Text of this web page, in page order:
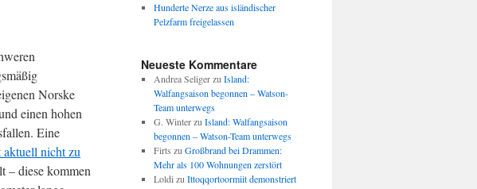
Norske
einen hohen
Eine
aktuell nicht zu
– diese kommen
Hunderte Nerze aus isländischer
Pelzfarm freigelassen
Neueste Kommentare
Andrea Seligerzu Island:
Walfangsaison begonnen – Watson-
Team unterwegs
G. Winterzu Island: Walfangsaison
begonnen – Watson-Team unterwegs
Firts zu Großbrand bei Drammen:
Mehr als 100 Wohnungen zerstört
Loldi zu Ittoqqortoormiit demonstriert